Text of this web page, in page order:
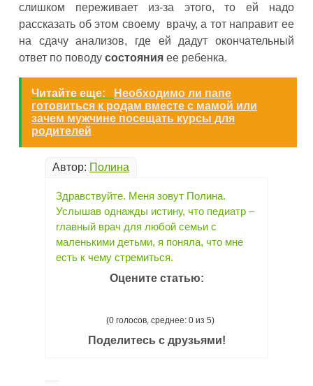
слишком переживает из-за этого, то ей надо
рассказать об этом своему врачу, а тот направит ее
на сдачу анализов, где ей дадут окончательный
ответ по поводу состояния ее ребенка.
Читайте еще:
Необходимо ли папе
готовиться к родам вместе с мамой или
зачем мужчине посещать курсы для
родителей
Автор: Полина
Здравствуйте. Меня зовут Полина.
Услышав однажды истину, что педиатр –
главный врач для любой семьи с
маленькими детьми, я поняла, что мне
есть к чему стремиться.
Оцените статью:
(0 голосов, среднее: 0 из 5)
Поделитесь с друзьями!